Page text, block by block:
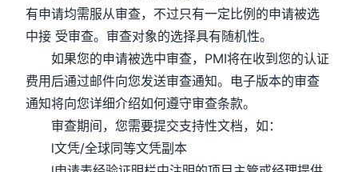
有申请均需服从审查，不过只有一定比例的申请被选
中接 受审查。审查对象的选择具有随机性。
如果您的申请被选中审查，PMI将在收到您的认证
费用后通过邮件向您发送审查通知。电子版本的审查
通知将向您详细介绍如何遵守审查条款。
审查期间，您需要提交支持性文档，如：
l文凭/全球同等文凭副本